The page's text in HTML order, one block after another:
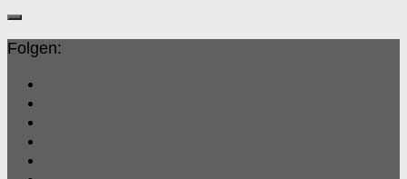
Folgen: